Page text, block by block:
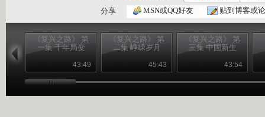
分享
MSN或QQ好友 贴到博客或
《复兴之路》 第
一集 千年局变
43:49
《复兴之路》 第
二集 峥嵘岁月
45:43
《复兴之路》 第
三集 中国新生
43:54